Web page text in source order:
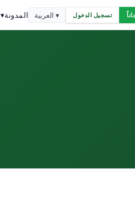
▾المدونة العربية ▾ تسجيل الدخول